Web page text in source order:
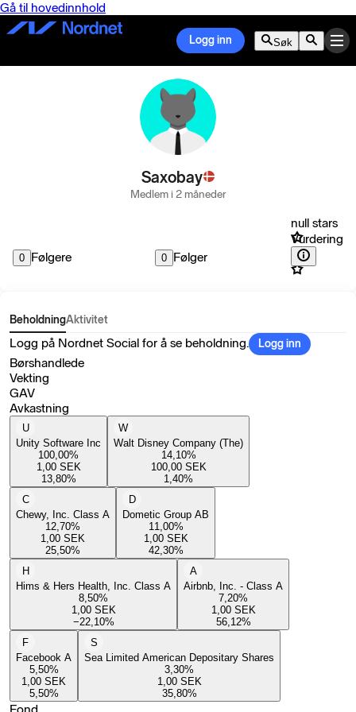
Gå til hovedinnhold
Logg inn Søk
Saxobay
Medlem i 2 måneder
0 Følgere 0 Følger
null stars
Vurdering
BeholdningAktivitet
Logg på Nordnet Social for å se beholdning. Logg inn
Børshandlede
Vekting
GAV
Avkastning
U
Unity Software Inc
100,00%
1,00 SEK
13,80%
W
Walt Disney Company (The)
14,10%
100,00 SEK
1,40%
C
Chewy, Inc. Class A
12,70%
1,00 SEK
25,50%
D
Dometic Group AB
11,00%
1,00 SEK
42,30%
H
Hims & Hers Health, Inc. Class A
8,50%
1,00 SEK
−22,10%
A
Airbnb, Inc. - Class A
7,20%
1,00 SEK
56,12%
F
Facebook A
5,50%
1,00 SEK
5,50%
S
Sea Limited American Depositary Shares
3,30%
1,00 SEK
35,80%